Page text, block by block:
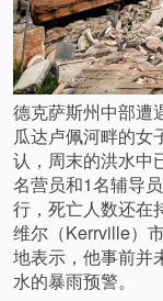
德克萨斯州中部遭
瓜达卢佩河畔的女
认，周末的洪水中
名营员和1名辅导
行，死亡人数还在
维尔（Kerrville）
地表示，他事前并
水的暴雨预警。